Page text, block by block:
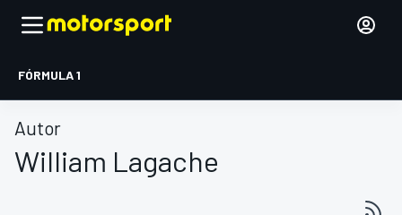
FÓRMULA 1
Autor
William Lagache